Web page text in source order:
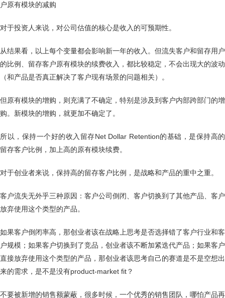
户原有模块的减购
对于投资人来说，对公司估值的核心是收入的可预期性。
从结果看，以上每个变量都会影响新一年的收入。但流失客户和留存用户
的比例、留存客户原有模块的续费收入，都比较稳定，不会出现大的波动
（和产品是否真正解决了客户现有场景的问题相关）。
但原有模块的增购，则充满了不确定，特别是涉及到客户内部跨部门的增
购。新模块的增购，就更加不确定了。
所以，保持一个好的收入留存Net Dollar Retention的基础，是保持高的
留存客户比例，加上高的原有模块续费。
对于创业者来说，保持高的留存客户比例，是战略和产品的重中之重。
客户流失无外乎三种原因：客户公司倒闭、客户切换到了其他产品、客户
放弃使用这个类型的产品。
如果客户倒闭率高，那创业者该在战略上思考是否选择错了客户行业和客
户规模；如果客户切换到了竞品，创业者该不断加紧迭代产品；如果客户
直接放弃使用这个类型的产品，那创业者该思考自己的赛道是不是空想出
来的需求，是不是没有product-market fit？
不要被新增的销售额蒙蔽，很多时候，一个优秀的销售团队，哪怕产品再